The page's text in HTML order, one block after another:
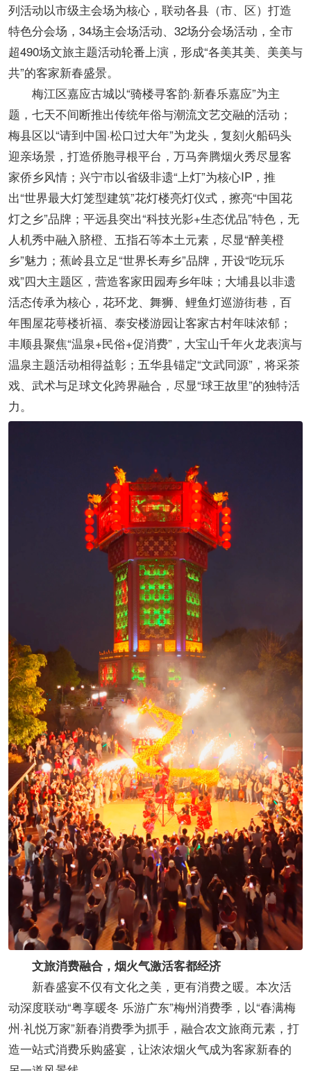
列活动以市级主会场为核心，联动各县（市、区）打造
特色分会场，34场主会场活动、32场分会场活动，全市
超490场文旅主题活动轮番上演，形成“各美其美、美美与
共”的客家新春盛景。
梅江区嘉应古城以“骑楼寻客韵·新春乐嘉应”为主
题，七天不间断推出传统年俗与潮流文艺交融的活动；
梅县区以“请到中国·松口过大年”为龙头，复刻火船码头
迎亲场景，打造侨胞寻根平台，万马奔腾烟火秀尽显客
家侨乡风情；兴宁市以省级非遗“上灯”为核心IP，推
出“世界最大灯笼型建筑”花灯楼亮灯仪式，擦亮“中国花
灯之乡”品牌；平远县突出“科技光影+生态优品”特色，无
人机秀中融入脐橙、五指石等本土元素，尽显“醉美橙
乡”魅力；蕉岭县立足“世界长寿乡”品牌，开设“吃玩乐
戏”四大主题区，营造客家田园寿乡年味；大埔县以非遗
活态传承为核心，花环龙、舞狮、鲤鱼灯巡游街巷，百
年围屋花萼楼祈福、泰安楼游园让客家古村年味浓郁；
丰顺县聚焦“温泉+民俗+促消费”，大宝山千年火龙表演与
温泉主题活动相得益彰；五华县锚定“文武同源”，将采茶
戏、武术与足球文化跨界融合，尽显“球王故里”的独特活
力。
文旅消费融合，烟火气激活客都经济
新春盛宴不仅有文化之美，更有消费之暖。本次活
动深度联动“粤享暖冬 乐游广东”梅州消费季，以“春满梅
州·礼悦万家”新春消费季为抓手，融合农文旅商元素，打
造一站式消费乐购盛宴，让浓浓烟火气成为客家新春的